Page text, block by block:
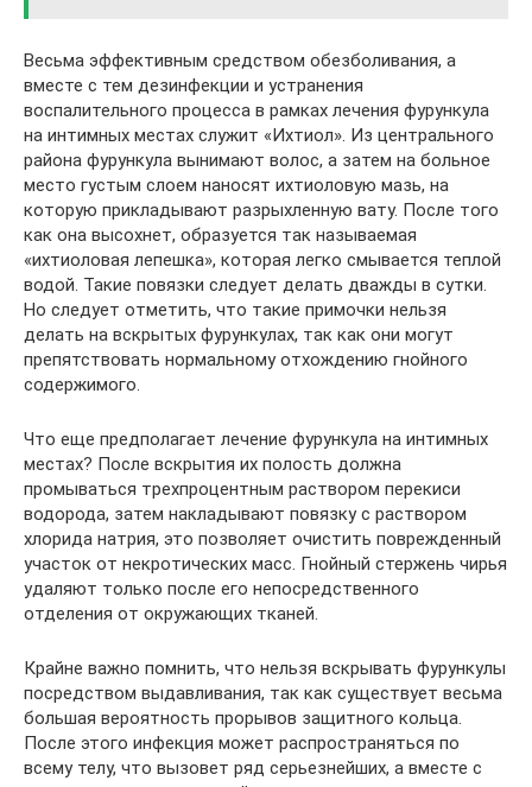
Весьма эффективным средством обезболивания, а
вместе с тем дезинфекции и устранения
воспалительного процесса в рамках лечения фурункула
на интимных местах служит «Ихтиол». Из центрального
района фурункула вынимают волос, а затем на больное
место густым слоем наносят ихтиоловую мазь, на
которую прикладывают разрыхленную вату. После того
как она высохнет, образуется так называемая
«ихтиоловая лепешка», которая легко смывается теплой
водой. Такие повязки следует делать дважды в сутки.
Но следует отметить, что такие примочки нельзя
делать на вскрытых фурункулах, так как они могут
препятствовать нормальному отхождению гнойного
содержимого.
Что еще предполагает лечение фурункула на интимных
местах? После вскрытия их полость должна
промываться трехпроцентным раствором перекиси
водорода, затем накладывают повязку с раствором
хлорида натрия, это позволяет очистить поврежденный
участок от некротических масс. Гнойный стержень чирья
удаляют только после его непосредственного
отделения от окружающих тканей.
Крайне важно помнить, что нельзя вскрывать фурункулы
посредством выдавливания, так как существует весьма
большая вероятность прорывов защитного кольца.
После этого инфекция может распространяться по
всему телу, что вызовет ряд серьезнейших, а вместе с